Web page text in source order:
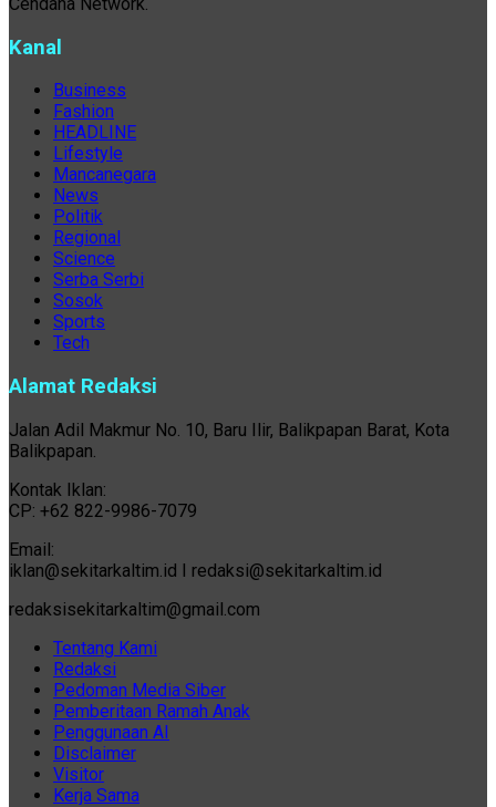
Kanal
Business
Fashion
HEADLINE
Lifestyle
Mancanegara
News
Politik
Regional
Science
Serba Serbi
Sosok
Sports
Tech
Alamat Redaksi
Jalan Adil Makmur No. 10, Baru Ilir, Balikpapan Barat, Kota
Balikpapan.
Kontak Iklan:
CP: +62 822-9986-7079
Email:
iklan@sekitarkaltim.id I redaksi@sekitarkaltim.id
redaksisekitarkaltim@gmail.com
Tentang Kami
Redaksi
Pedoman Media Siber
Pemberitaan Ramah Anak
Penggunaan AI
Disclaimer
Visitor
Kerja Sama